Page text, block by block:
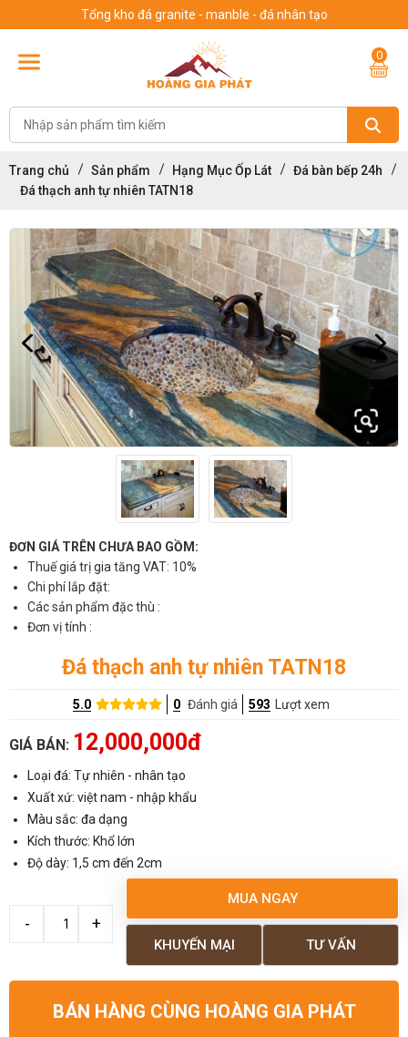
Tổng kho đá granite - manble - đá nhân tạo
0
Trang chủ Sản phẩm Hạng Mục Ốp Lát
Đá bàn bếp 24h
Đá thạch anh tự nhiên TATN18
ĐƠN GIÁ TRÊN CHƯA BAO GỒM:
Thuế giá trị gia tăng VAT: 10%
Chi phí lắp đặt:
Các sản phẩm đặc thù :
Đơn vị tính :
Đá thạch anh tự nhiên TATN18
5.0 0 Đánh giá 593 Lượt xem
GIÁ BÁN: 12,000,000đ
Loại đá: Tự nhiên - nhân tạo
Xuất xứ: việt nam - nhập khẩu
Màu sắc: đa dạng
Kích thước: Khổ lớn
Độ dày: 1,5 cm đến 2cm
MUA NGAY
TƯ VẤN
KHUYẾN MẠI
BÁN HÀNG CÙNG HOÀNG GIA PHÁT